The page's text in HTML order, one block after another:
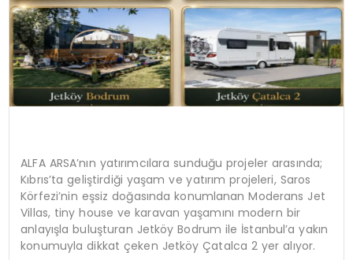
ALFA ARSA’nın yatırımcılara sunduğu projeler arasında;
Kıbrıs’ta geliştirdiği yaşam ve yatırım projeleri, Saros
Körfezi’nin eşsiz doğasında konumlanan Moderans Jet
Villas, tiny house ve karavan yaşamını modern bir
anlayışla buluşturan Jetköy Bodrum ile İstanbul’a yakın
konumuyla dikkat çeken Jetköy Çatalca 2 yer alıyor.